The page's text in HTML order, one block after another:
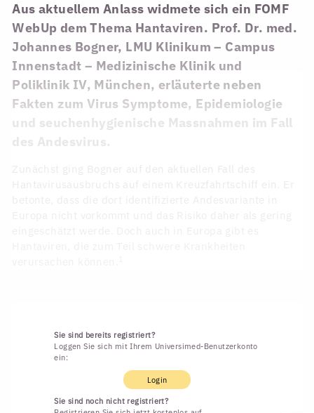
Aus aktuellem Anlass widmete sich ein FOMF
WebUp dem Thema Hantaviren. Prof. Dr. med.
Johannes Bogner, LMU Klinikum – Campus
Innenstadt – Medizinische Klinik und
Poliklinik IV, München, erläuterte neben
Fakten zum Virus Symptome, Epidemiologie
und seuchenhygienische Massnahmen im Fall
des Andesvirus.
Sie sind bereits registriert?
Loggen Sie sich mit Ihrem Universimed-Benutzerkonto
ein:
Login
Sie sind noch nicht registriert?